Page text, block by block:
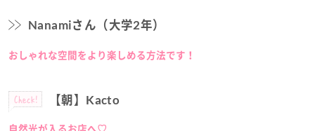
Nanamiさん（大学2年）
おしゃれな空間をより楽しめる方法です！
Check! 【朝】Kacto